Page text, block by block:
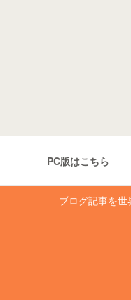
PC版はこちら
ブログ記事を